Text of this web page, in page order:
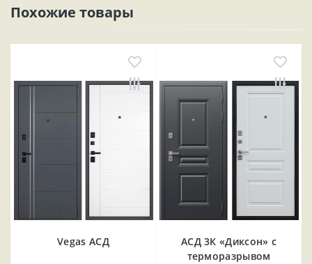
Похожие товары
Vegas АСД
АСД 3К «Диксон» с
терморазрывом